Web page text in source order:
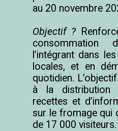
au 20 novembre
Objectif ?
consommation
l’intégrant dans
locales, et en
quotidien.
à la distribution
recettes et
sur le fromage qui
de 17 000 visiteurs.